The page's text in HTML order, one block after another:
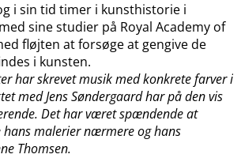
i sin tid timer i kunsthistorie i
sine studier på Royal Academy of
fløjten at forsøge at gengive de
i kunsten.
har skrevet musik med konkrete farver i
med Jens Søndergaard har på den vis
Det har været spændende at
malerier nærmere og hans
Thomsen.